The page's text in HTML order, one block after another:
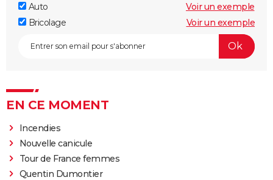
Auto
Voir un exemple
Bricolage
Voir un exemple
EN CE MOMENT
Incendies
Nouvelle canicule
Tour de France femmes
Quentin Dumontier